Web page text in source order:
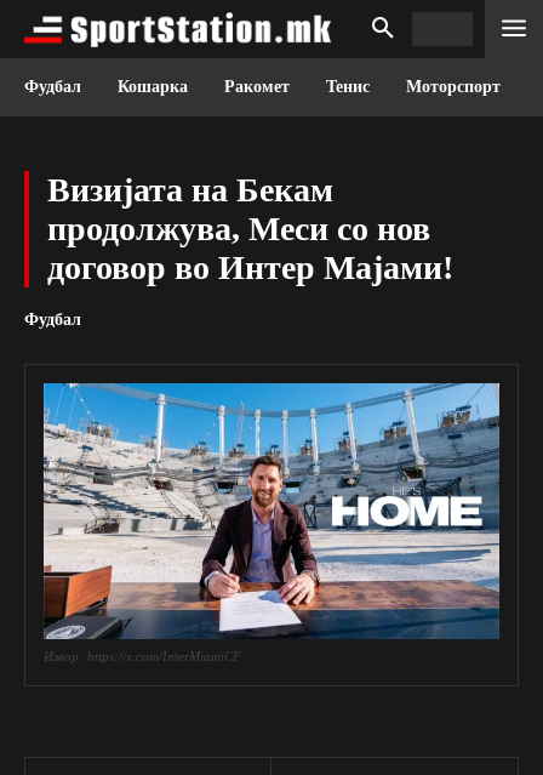
Фудбал Кошарка Ракомет Тенис Моторспорт
Визијата на Бекам
продолжува, Меси со нов
договор во Интер Мајами!
Фудбал
Извор: https://x.com/InterMiamiCF